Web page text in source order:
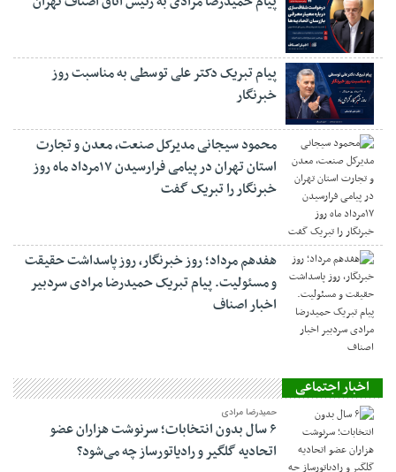
پیام تبریک دکتر علی توسطی به مناسبت روز
خبرنگار
محمود سیجانی مدیرکل صنعت، معدن و تجارت
استان تهران در پیامی فرارسیدن ۱۷مرداد ماه روز
خبرنگار را تبریک گفت
هفدهم مرداد؛ روز خبرنگار، روز پاسداشت حقیقت
و مسئولیت. پیام تبریک حمیدرضا مرادی سردبیر
اخبار اصناف
اخبار اجتماعی
حمیدرضا مرادی
۶ سال بدون انتخابات؛ سرنوشت هزاران عضو
اتحادیه گلگیر و رادیاتورساز چه می‌شود؟